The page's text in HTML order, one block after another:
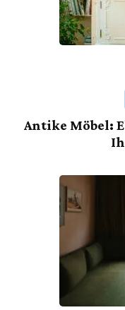
Antike Möbel: